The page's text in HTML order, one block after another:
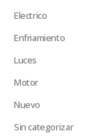
Electrico
Enfriamiento
Luces
Motor
Nuevo
Sin categorizar